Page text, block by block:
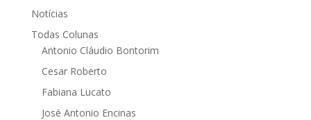
Notícias
Todas Colunas
Antonio Cláudio Bontorim
Cesar Roberto
Fabiana Lucato
José Antonio Encinas